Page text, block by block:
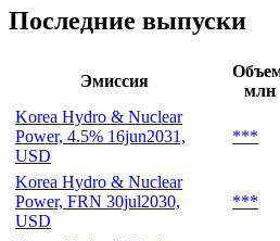
Последние выпуски
Объем,
Korea Hydro & Nuclear
Power, 4.5% 16jun2031,
USD
***